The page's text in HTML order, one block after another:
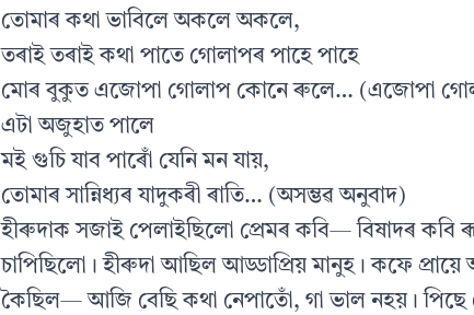
তোমাৰ কথা ভাবিলে অকলে অকলে,
তৰাই তৰাই কথা পাতে গোলাপৰ পাহে পাহে
মোৰ বুকুত এজোপা গোলাপ কোনে ৰুলে… (এজোপা
এটা অজুহাত পালে
মই গুচি যাব পাৰোঁ যেনি মন যায়,
তোমাৰ সান্নিধ্যৰ যাদুকৰী ৰাতি… (অসম্ভৱ অনুবাদ)
হীৰুদাক সজাই পেলাইছিলো প্ৰেমৰ কবি— বিষাদৰ কবি
চাপিছিলো। হীৰুদা আছিল আড্ডাপ্ৰিয় মানুহ। কফে প্ৰায়ে
কৈছিল— আজি বেছি কথা নেপাতোঁ, গা ভাল নহয়।